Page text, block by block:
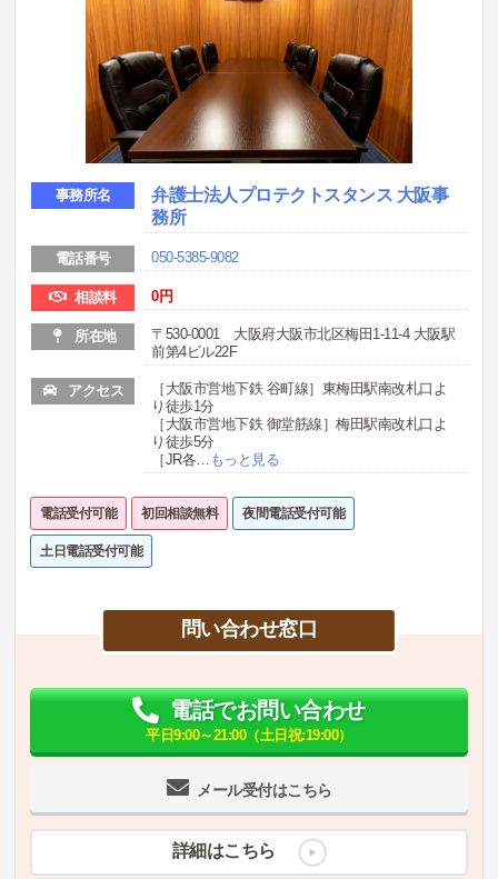
事務所名
弁護士法人プロテクトスタンス 大阪事
務所
電話番号 050-5385-9082
相談料 0円
所在地
〒530-0001 大阪府大阪市北区梅田1-11-4 大阪駅
前第4ビル22F
アクセス
［大阪市営地下鉄 谷町線］東梅田駅南改札口よ
り徒歩1分
［大阪市営地下鉄 御堂筋線］梅田駅南改札口よ
り徒歩5分
［JR各… もっと見る
電話受付可能 初回相談無料 夜間電話受付可能
土日電話受付可能
問い合わせ窓口
メール受付はこちら
電話でお問い合わせ
平日9:00～21:00（土日祝:19:00）
詳細はこちら